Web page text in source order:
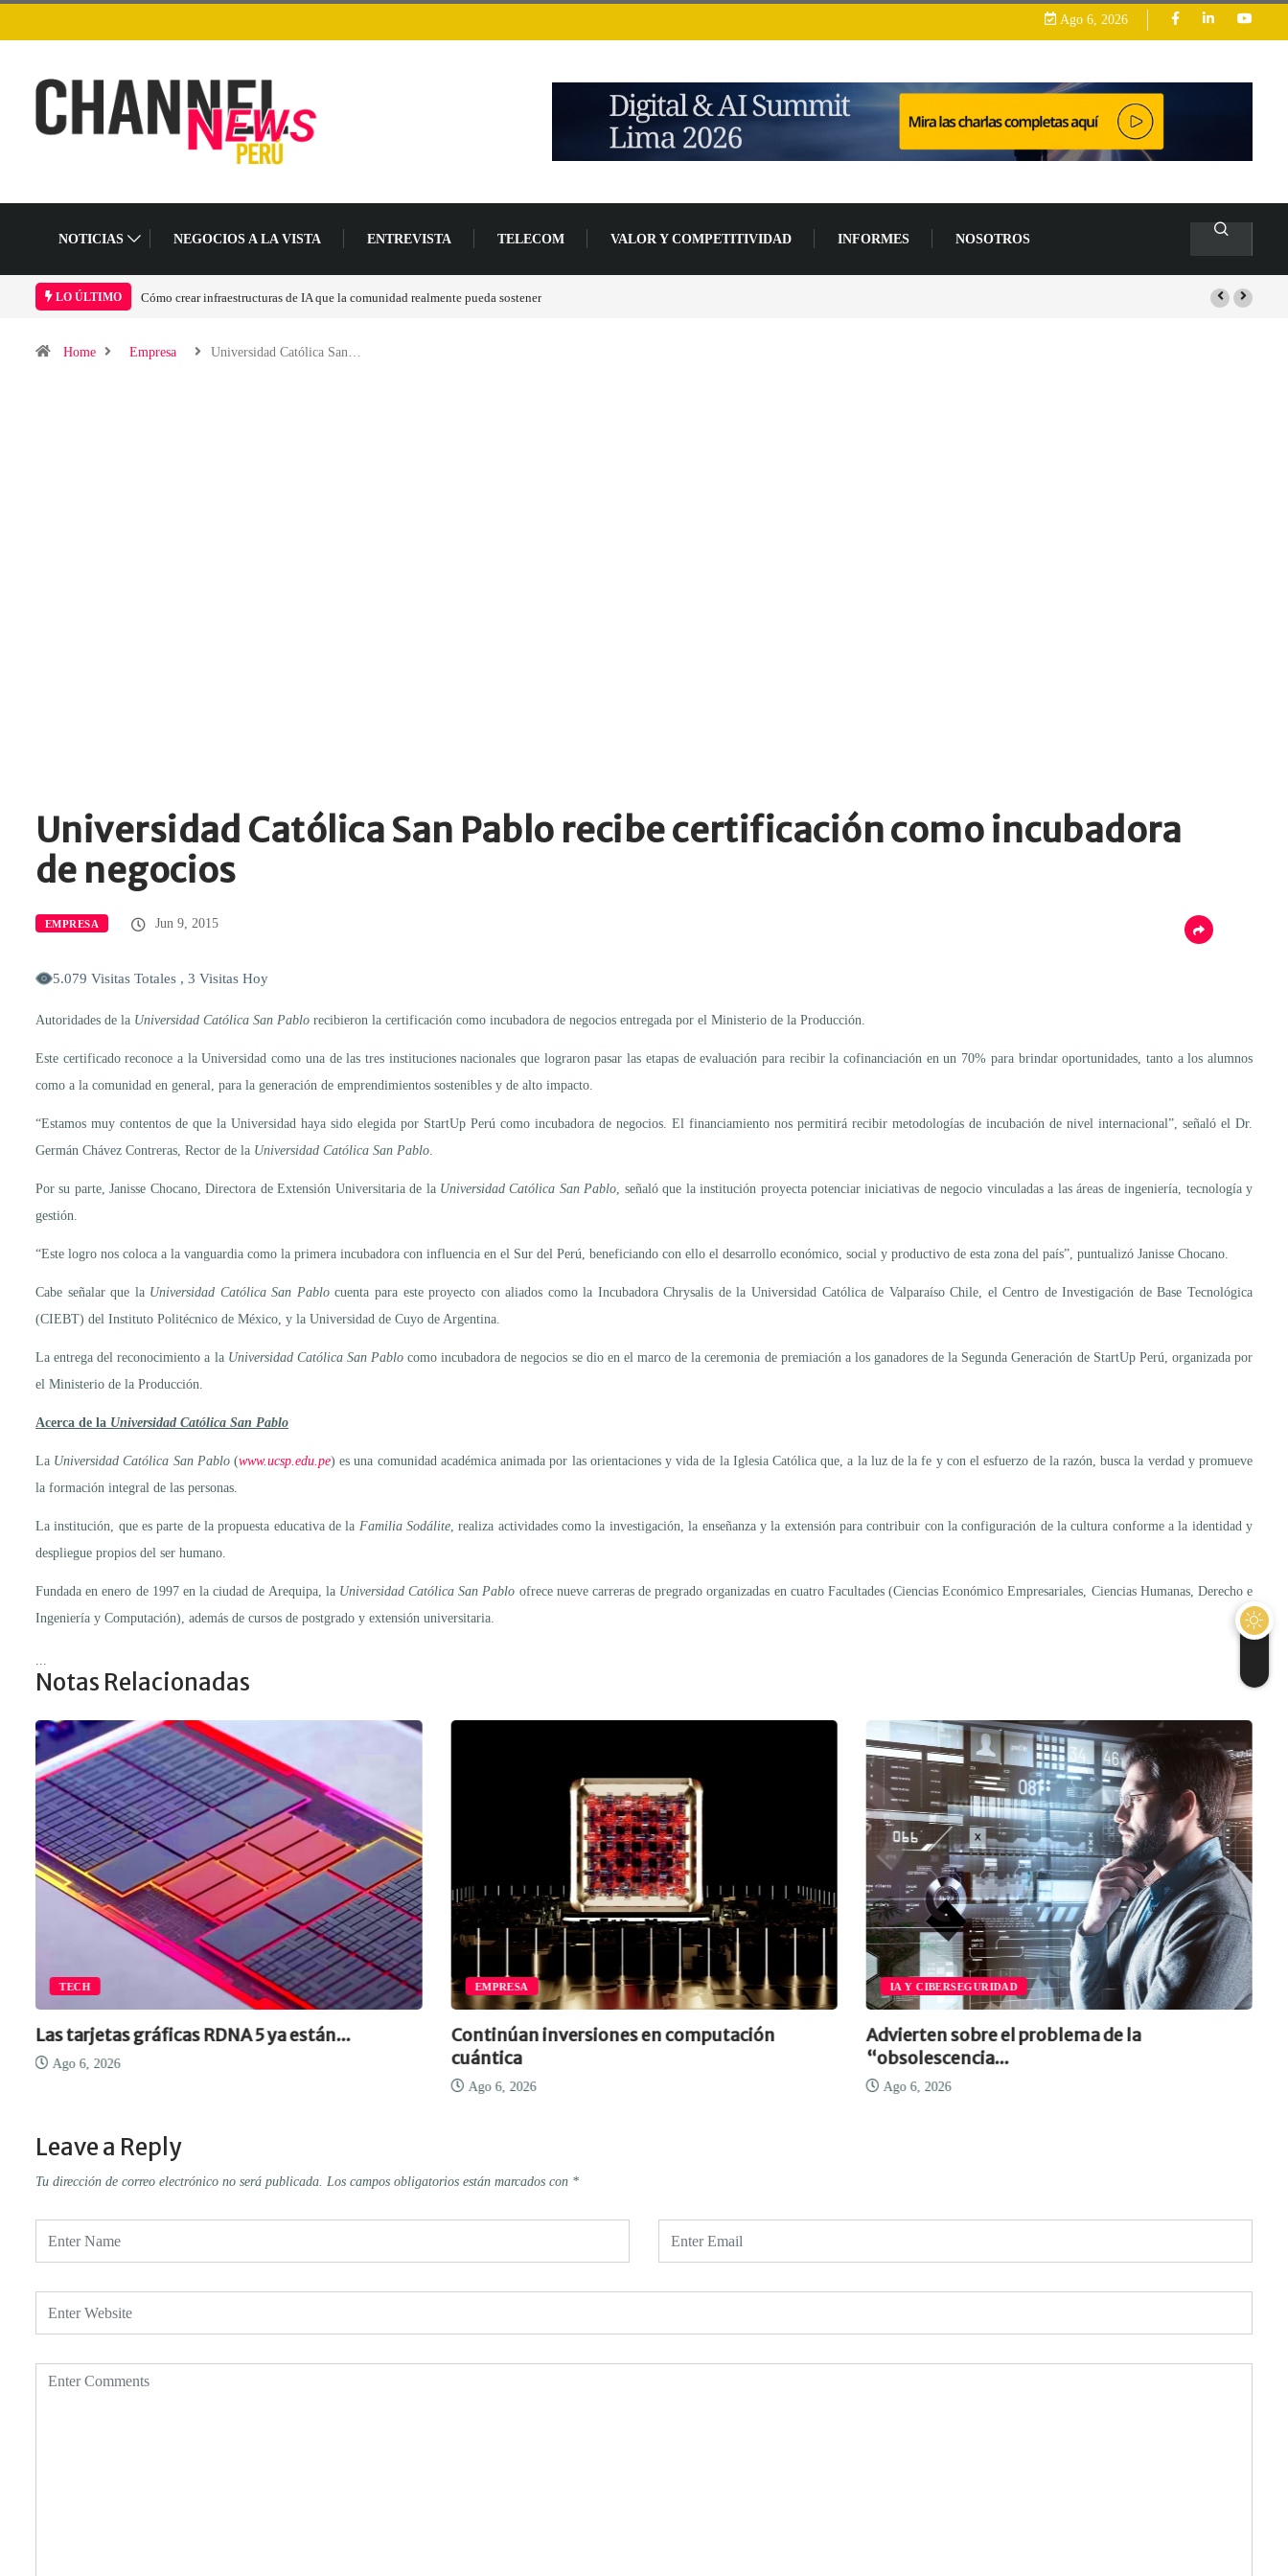
Ago 6, 2026
NOTICIAS NEGOCIOS A LA VISTA ENTREVISTA TELECOM VALOR Y COMPETITIVIDAD INFORMES NOSOTROS
LO ÚLTIMO
realmente pueda sostenerLas tarjetas gráficas RDNA 5 ya están en fase avanzada de desarrollo
Home Empresa Universidad Católica San…
Universidad Católica San Pablo recibe certificación como incubadora
de negocios
EMPRESA Jun 9, 2015
5.079 Visitas Totales , 3 Visitas Hoy
Autoridades de la Universidad Católica San Pablo recibieron la certificación como incubadora de negocios entregada por el Ministerio de la Producción.
Este certificado reconoce a la Universidad como una de las tres instituciones nacionales que lograron pasar las etapas de evaluación para recibir la cofinanciación en un 70% para brindar oportunidades, tanto a los alumnos
como a la comunidad en general, para la generación de emprendimientos sostenibles y de alto impacto.
“Estamos muy contentos de que la Universidad haya sido elegida por StartUp Perú como incubadora de negocios. El financiamiento nos permitirá recibir metodologías de incubación de nivel internacional”, señaló el Dr.
Germán Chávez Contreras, Rector de la Universidad Católica San Pablo
Por su parte, Janisse Chocano, Directora de Extensión Universitaria de la Universidad Católica San Pablo , señaló que la institución proyecta potenciar iniciativas de negocio vinculadas a las áreas de ingeniería, tecnología y
gestión.
“Este logro nos coloca a la vanguardia como la primera incubadora con influencia en el Sur del Perú, beneficiando con ello el desarrollo económico, social y productivo de esta zona del país”, puntualizó Janisse Chocano.
Cabe señalar que la Universidad Católica San Pablocuenta para este proyecto con aliados como la Incubadora Chrysalis de la Universidad Católica de Valparaíso Chile, el Centro de Investigación de Base Tecnológica
(CIEBT) del Instituto Politécnico de México, y la Universidad de Cuyo de Argentina.
La entrega del reconocimiento a la Universidad Católica San Pablo como incubadora de negocios se dio en el marco de la ceremonia de premiación a los ganadores de la Segunda Generación de StartUp Perú, organizada por
el Ministerio de la Producción.
Acerca de la Universidad Católica San Pablo
La Universidad Católica San Pablo(www.ucsp.edu.pe) es una comunidad académica animada por las orientaciones y vida de la Iglesia Católica que, a la luz de la fe y con el esfuerzo de la razón, busca la verdad y promueve
la formación integral de las personas.
La institución, que es parte de la propuesta educativa de la Familia Sodálite , realiza actividades como la investigación, la enseñanza y la extensión para contribuir con la configuración de la cultura conforme a la identidad y
despliegue propios del ser humano.
Fundada en enero de 1997 en la ciudad de Arequipa, la Universidad Católica San Pablo ofrece nueve carreras de pregrado organizadas en cuatro Facultades (Ciencias Económico Empresariales, Ciencias Humanas, Derecho e
Ingeniería y Computación), además de cursos de postgrado y extensión universitaria.
Notas Relacionadas
TECH
Las tarjetas gráficas RDNA 5 ya están...
Ago 6, 2026
EMPRESA
Continúan inversiones en computación
cuántica
Ago 6, 2026
IA Y CIBERSEGURIDAD
Advierten sobre el problema de la
“obsolescencia...
Ago 6, 2026
Leave a Reply
Tu dirección de correo electrónico no será publicada. Los campos obligatorios están marcados con *